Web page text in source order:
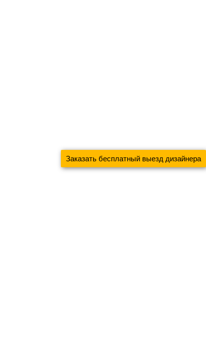
Заказать бесплатный выезд дизайнера